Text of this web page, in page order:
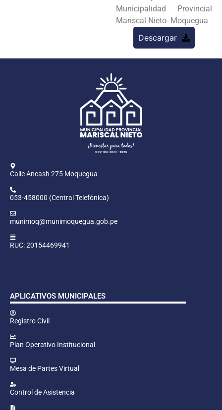
Municipalidad Provincial
Mariscal Nieto- Moquegua
Descargar
Calle Ancash 275 Moquegua
053-458000 (Central Telefónica)
munimoq@munimoquegua.gob.pe
RUC: 20154469941
APLICATIVOS MUNICIPALES
Registro Civil
Plan Operativo Institucional
Mesa de Partes Virtual
Control de Asistencia